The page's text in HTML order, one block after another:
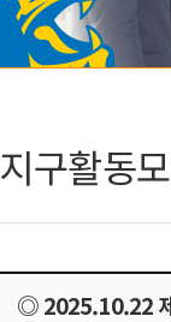
지구활동
◎ 2025.10.22